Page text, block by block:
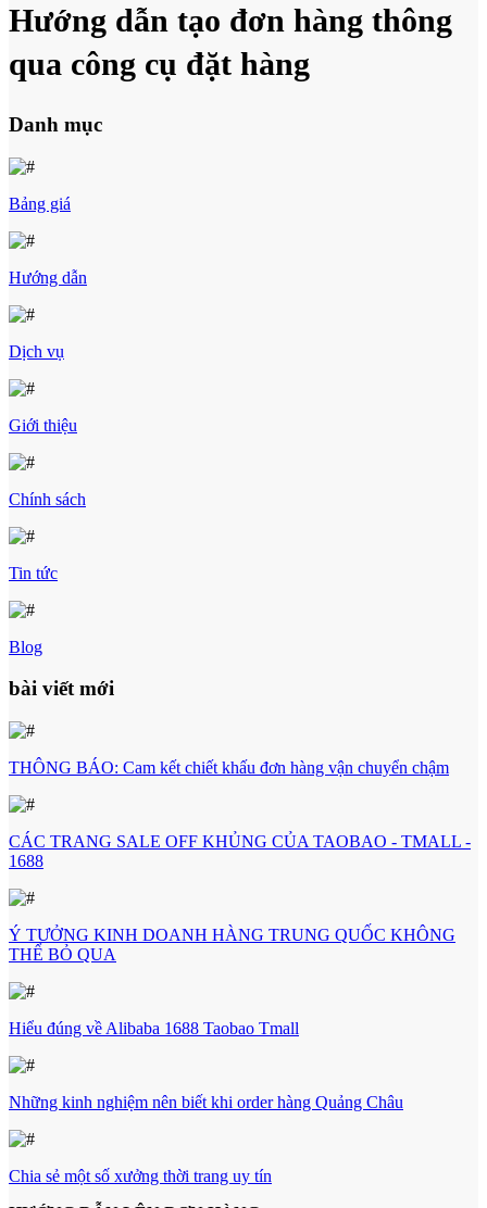
Hướng dẫn tạo đơn hàng thông
qua công cụ đặt hàng
Danh mục
Bảng giá
Hướng dẫn
Dịch vụ
Giới thiệu
Chính sách
Tin tức
Blog
bài viết mới
THÔNG BÁO: Cam kết chiết khấu đơn hàng vận chuyển chậm
CÁC TRANG SALE OFF KHỦNG CỦA TAOBAO - TMALL -
1688
Ý TƯỞNG KINH DOANH HÀNG TRUNG QUỐC KHÔNG
THỂ BỎ QUA
Hiểu đúng về Alibaba 1688 Taobao Tmall
Những kinh nghiệm nên biết khi order hàng Quảng Châu
Chia sẻ một số xưởng thời trang uy tín